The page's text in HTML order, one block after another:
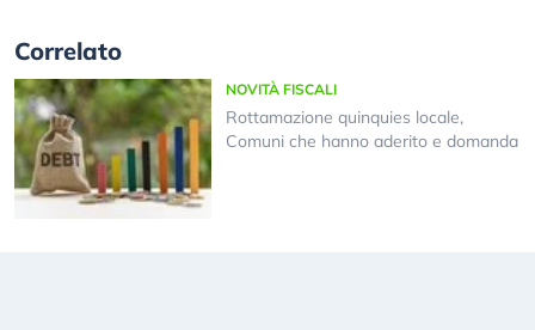
Correlato
NOVITÀ FISCALI
Rottamazione quinquies locale,
Comuni che hanno aderito e domanda